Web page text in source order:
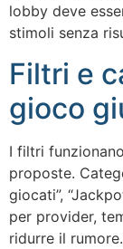
lobby deve
stimoli senza
Filtri e
gioco
I filtri
proposte.
giocati”,
per provider,
ridurre il